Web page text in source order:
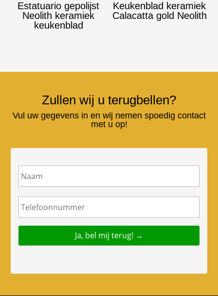
Estatuario gepolijst
Neolith keramiek
keukenblad
Keukenblad keramiek
Calacatta gold Neolith
Zullen wij u terugbellen?
Vul uw gegevens in en wij nemen spoedig contact
met u op!
N
a
a
T
e
l
e
o
n